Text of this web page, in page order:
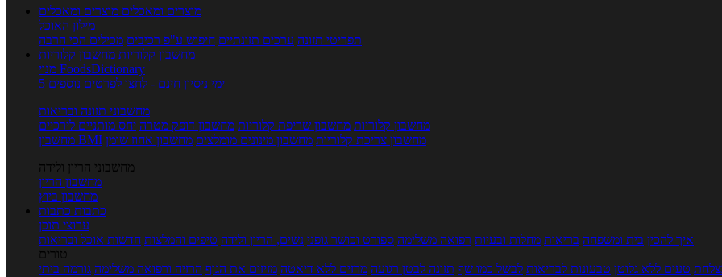
מוצרים ומאכלים מוצרים ומאכלים
מילון האוכל
תפריטי תזונה ערכים תזונתיים חיפוש ע"פ רכיבים מכילים הכי הרבה
מחשבון קלוריות מחשבון קלוריות
מנוי FoodsDictionary
5 ימי ניסיון חינם - לחצו לפרטים נוספים
מחשבוני תזונה ובריאות
מחשבון קלוריות מחשבון שריפת קלוריות מחשבון דופק מטרה יחס מותניים לירכיים
מחשבון BMI
מחשבון צריכת קלוריות מחשבון מינונים מומלצים מחשבון אחוז שומן
מחשבוני הריון ולידה
מחשבון הריון
מחשבון ביוץ
כתבות כתבות
ערוצי תוכן
איך להכין בית ומשפחה בריאות מחלות ובעיות רפואה משלימה ספורט וכושר גופני נשים, הריון ולידה טיפים והמלצות חדשות אוכל ובריאות
טורים
טעים ללא גלוטן טבעונות לבריאות לבשל כמו שף תזונה לבטן רגועה מרזים ללא דיאטה מזיזים את הגוף הרזיה ורפואה משלימה גורמה ביתי